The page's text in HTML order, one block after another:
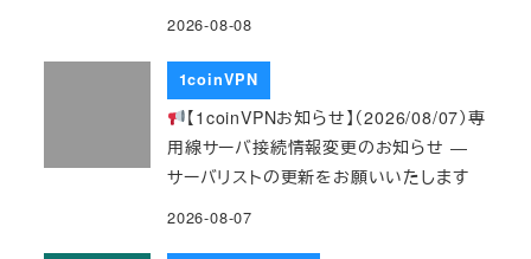
2026-08-08
1coinVPN
【1coinVPNお知らせ】（2026/08/07）専
用線サーバ接続情報変更のお知らせ ―
サーバリストの更新をお願いいたします
2026-08-07